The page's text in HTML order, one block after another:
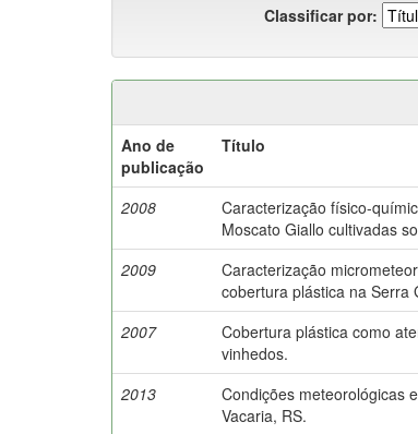
Classificar por:
Ano de
publicação
Título
2008
Caracterização físico-
Moscato Giallo cultivadas
2009
Caracterização
cobertura plástica na Serra
2007
Cobertura plástica como
vinhedos.
2013
Condições meteorológicas
Vacaria, RS.